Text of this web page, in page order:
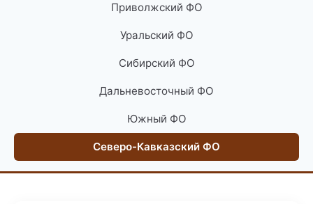
Приволжский ФО
Уральский ФО
Сибирский ФО
Дальневосточный ФО
Южный ФО
Северо-Кавказский ФО